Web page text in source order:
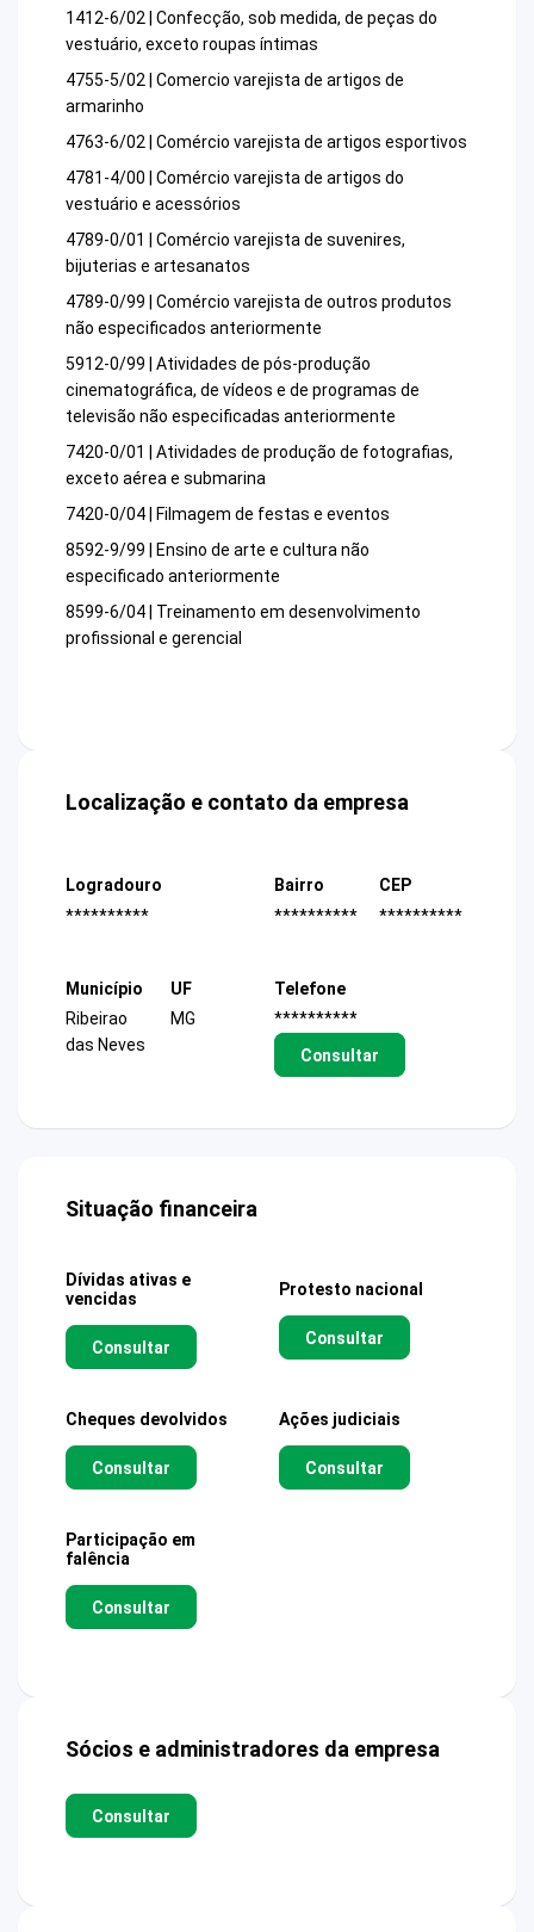
1412-6/02 | Confecção, sob medida, de peças do
vestuário, exceto roupas íntimas
4755-5/02 | Comercio varejista de artigos de
armarinho
4763-6/02 | Comércio varejista de artigos esportivos
4781-4/00 | Comércio varejista de artigos do
vestuário e acessórios
4789-0/01 | Comércio varejista de suvenires,
bijuterias e artesanatos
4789-0/99 | Comércio varejista de outros produtos
não especificados anteriormente
5912-0/99 | Atividades de pós-produção
cinematográfica, de vídeos e de programas de
televisão não especificadas anteriormente
7420-0/01 | Atividades de produção de fotografias,
exceto aérea e submarina
7420-0/04 | Filmagem de festas e eventos
8592-9/99 | Ensino de arte e cultura não
especificado anteriormente
8599-6/04 | Treinamento em desenvolvimento
profissional e gerencial
Localização e contato da empresa
Logradouro
**********
Bairro
**********
CEP
**********
Município
Ribeirao
das Neves
UF
MG
Telefone
**********
Consultar
Situação financeira
Dívidas ativas e
vencidas
Consultar
Protesto nacional
Consultar
Cheques devolvidos
Consultar
Ações judiciais
Consultar
Participação em
falência
Consultar
Sócios e administradores da empresa
Consultar